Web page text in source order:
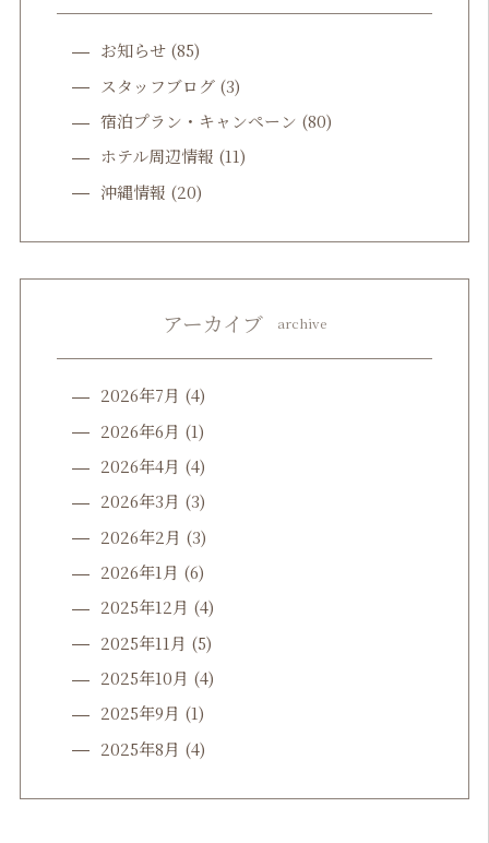
お知らせ(85)
スタッフブログ(3)
宿泊プラン・キャンペーン (80)
ホテル周辺情報 (11)
沖縄情報 (20)
アーカイブ archive
2026年7月 (4)
2026年6月 (1)
2026年4月 (4)
2026年3月 (3)
2026年2月 (3)
2026年1月 (6)
2025年12月 (4)
2025年11月 (5)
2025年10月 (4)
2025年9月 (1)
2025年8月 (4)